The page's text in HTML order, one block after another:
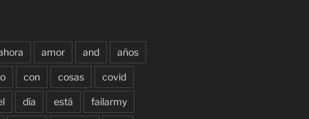
amor and años
con cosas covid
día está failarmy